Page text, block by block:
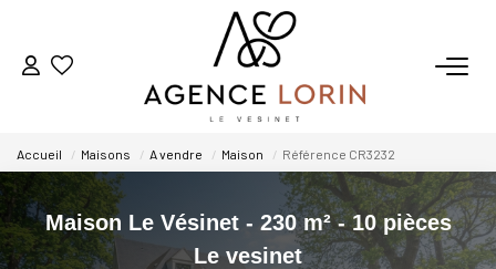
ACHETER
LOUER
ESTIMER
Accueil Maisons A vendre Maison Référence CR3232
Maison Le Vésinet - 230 m² - 10 pièces
Le vesinet